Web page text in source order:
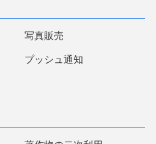
写真販売
プッシュ通知